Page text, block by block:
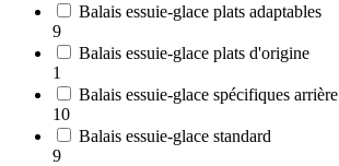
Balais essuie-glace plats adaptables
9
Balais essuie-glace plats d'origine
1
Balais essuie-glace spécifiques arrière
10
Balais essuie-glace standard
9